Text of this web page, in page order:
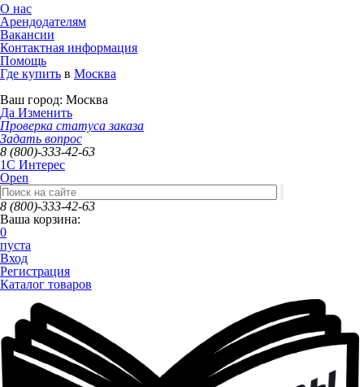
О нас
Арендодателям
Вакансии
Контактная информация
Помощь
Где купить в Москва
Ваш город: Москва
Да Изменить
Проверка статуса заказа
Задать вопрос
8 (800)-333-42-63
1C Интерес
Open
8 (800)-333-42-63
Ваша корзина:
0
пуста
Вход
Регистрация
Каталог товаров